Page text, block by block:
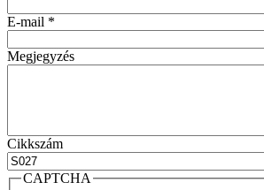
E-mail *
Megjegyzés
Cikkszám
CAPTCHA